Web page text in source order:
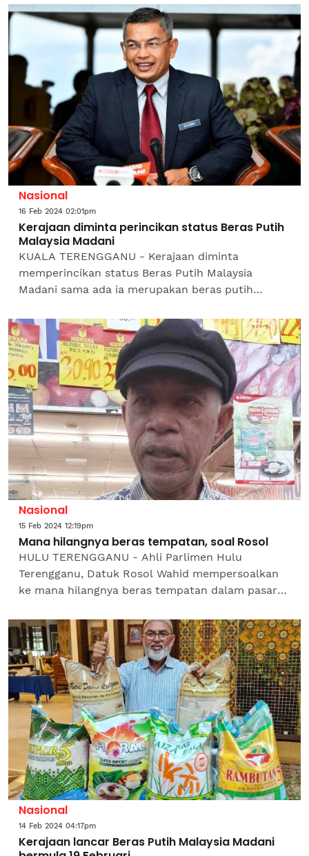
import...
Nasional
16 Feb 2024 02:01pm
Kerajaan diminta perincikan status Beras Putih
Malaysia Madani
KUALA TERENGGANU - Kerajaan diminta
memperincikan status Beras Putih Malaysia
Madani sama ada ia merupakan beras putih
beras campuran tempatan dan...
Nasional
15 Feb 2024 12:19pm
Mana hilangnya beras tempatan, soal Rosol
HULU TERENGGANU - Ahli Parlimen Hulu
Terengganu, Datuk Rosol Wahid mempersoalkan
ke mana hilangnya beras tempatan dalam pasaran
makanan ruji rakyat Malaysia itu...
Nasional
14 Feb 2024 04:17pm
Kerajaan lancar Beras Putih Malaysia Madani